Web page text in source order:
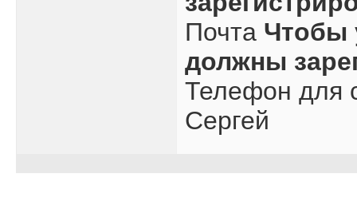
Почта Чтобы
должны
Телефон для
Сергей